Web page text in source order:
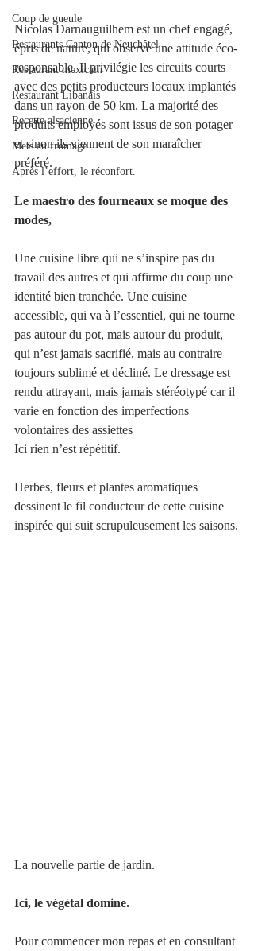
Coup de gueule
Restaurants Canton de Neuchâtel
Restaurant mexicain
Restaurant Libanais
Recette alsacienne
Mets au fromage
Après l’effort, le réconfort.
Nicolas Darnauguilhem est un chef engagé,
épris de nature, qui observe une attitude éco-
responsable. Il privilégie les circuits courts
avec des petits producteurs locaux implantés
dans un rayon de 50 km. La majorité des
produits employés sont issus de son potager
et sinon ils viennent de son maraîcher
préféré.
Le maestro des fourneaux se moque des
modes,
Une cuisine libre qui ne s’inspire pas du
travail des autres et qui affirme du coup une
identité bien tranchée. Une cuisine
accessible, qui va à l’essentiel, qui ne tourne
pas autour du pot, mais autour du produit,
qui n’est jamais sacrifié, mais au contraire
toujours sublimé et décliné. Le dressage est
rendu attrayant, mais jamais stéréotypé car il
varie en fonction des imperfections
volontaires des assiettes
Ici rien n’est répétitif.
Herbes, fleurs et plantes aromatiques
dessinent le fil conducteur de cette cuisine
inspirée qui suit scrupuleusement les saisons.
La nouvelle partie de jardin.
Ici, le végétal domine.
Pour commencer mon repas et en consultant